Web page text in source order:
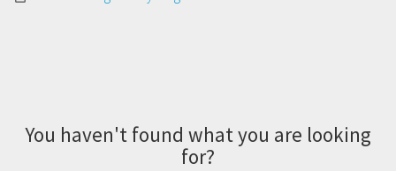
You haven't found what you are looking
for?